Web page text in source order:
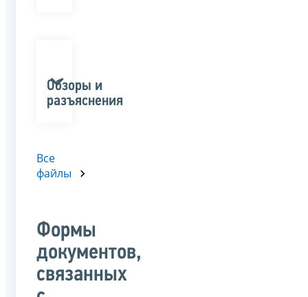
Обзоры и
разъяснения
Все
файлы
Формы
документов,
связанных